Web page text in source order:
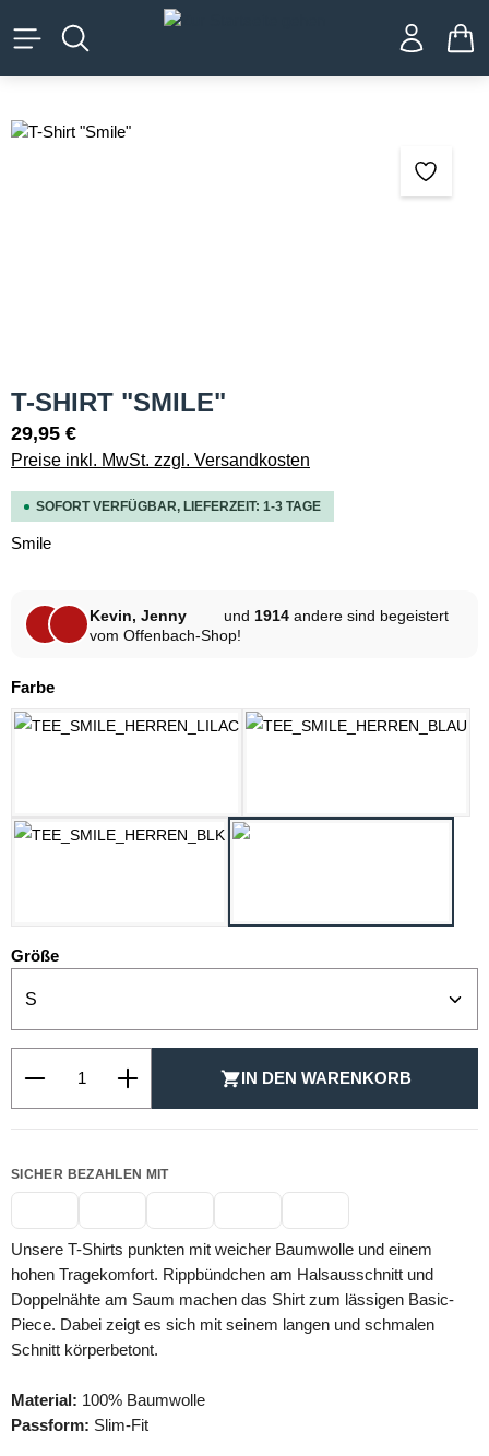
springen
Bildergalerie überspringen
T-SHIRT "SMILE"
29,95 €
Preise inkl. MwSt. zzgl. Versandkosten
SOFORT VERFÜGBAR, LIEFERZEIT: 1-3 TAGE
Smile
Kevin, Jenny und 1914 andere sind begeistert
vom Offenbach-Shop!
Farbeauswählen
Größeauswählen
IN DEN WARENKORB
SICHER BEZAHLEN MIT
Unsere T-Shirts punkten mit weicher Baumwolle und einem
hohen Tragekomfort. Rippbündchen am Halsausschnitt und
Doppelnähte am Saum machen das Shirt zum lässigen Basic-
Piece. Dabei zeigt es sich mit seinem langen und schmalen
Schnitt körperbetont.
Material: 100% Baumwolle
Passform: Slim-Fit